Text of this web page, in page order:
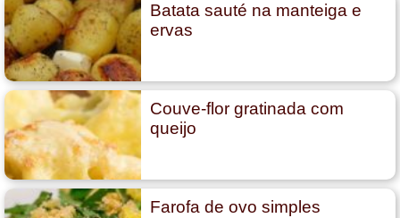
Batata sauté na manteiga e
ervas
Couve-flor gratinada com
queijo
Farofa de ovo simples